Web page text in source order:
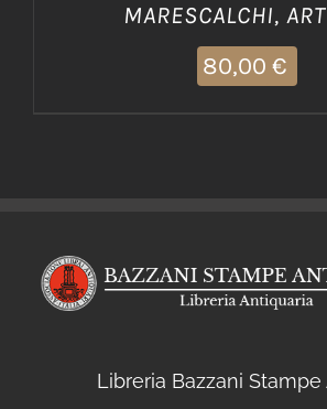
MARESCALCHI,
80,00 €
Libreria Bazzani